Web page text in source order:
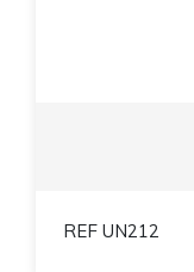
REF UN212